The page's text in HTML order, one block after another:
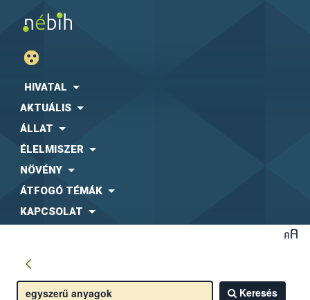
HIVATAL
AKTUÁLIS
ÁLLAT
ÉLELMISZER
NÖVÉNY
ÁTFOGÓ TÉMÁK
KAPCSOLAT
Keresés